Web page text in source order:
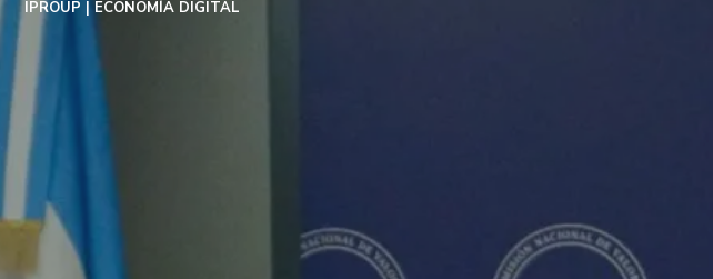
IPROUP ECONOMÍA DIGITAL